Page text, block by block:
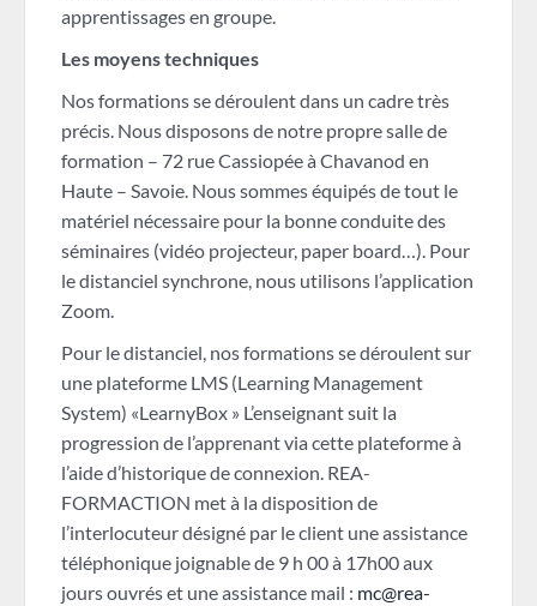
apprentissages en groupe.
Les moyens techniques
Nos formations se déroulent dans un cadre très
précis. Nous disposons de notre propre salle de
formation – 72 rue Cassiopée à Chavanod en
Haute – Savoie. Nous sommes équipés de tout le
matériel nécessaire pour la bonne conduite des
séminaires (vidéo projecteur, paper board…). Pour
le distanciel synchrone, nous utilisons l’application
Zoom.
Pour le distanciel, nos formations se déroulent sur
une plateforme LMS (Learning Management
System) «LearnyBox » L’enseignant suit la
progression de l’apprenant via cette plateforme à
l’aide d’historique de connexion. REA-
FORMACTION met à la disposition de
l’interlocuteur désigné par le client une assistance
téléphonique joignable de 9 h 00 à 17h00 aux
jours ouvrés et une assistance mail : mc@rea-